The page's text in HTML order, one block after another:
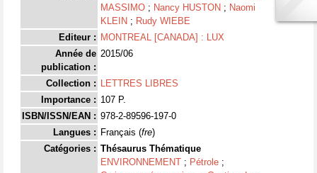
MASSIMO ; Nancy HUSTON ; Naomi
KLEIN ; Rudy WIEBE
Editeur : MONTREAL [CANADA] : LUX
Année de
publication :
2015/06
Collection : LETTRES LIBRES
Importance : 107 P.
ISBN/ISSN/EAN : 978-2-89596-197-0
Langues : Français (fre)
Catégories : Thésaurus Thématique
ENVIRONNEMENT ; Pétrole ;